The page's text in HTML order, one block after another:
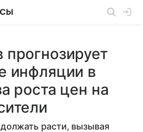
инфляции в
роста цен на
расти, вызывая